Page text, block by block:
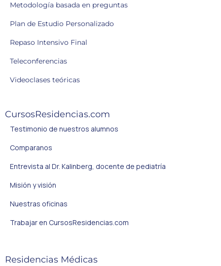
Metodología basada en preguntas
Plan de Estudio Personalizado
Repaso Intensivo Final
Teleconferencias
Videoclases teóricas
CursosResidencias.com
Testimonio de nuestros alumnos
Comparanos
Entrevista al Dr. Kalinberg, docente de pediatría
Misión y visión
Nuestras oficinas
Trabajar en CursosResidencias.com
Residencias Médicas